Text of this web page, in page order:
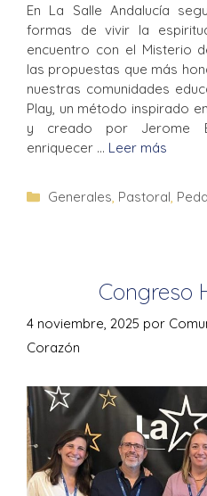
En La Salle Andalucía
formas de vivir la
encuentro con el Misterio
las propuestas que más
nuestras comunidades
Play, un método inspirado
y creado por Jerome
enriquecer … Leer más
Generales Pastoral
Congreso
4 noviembre, 2025 por
Corazón